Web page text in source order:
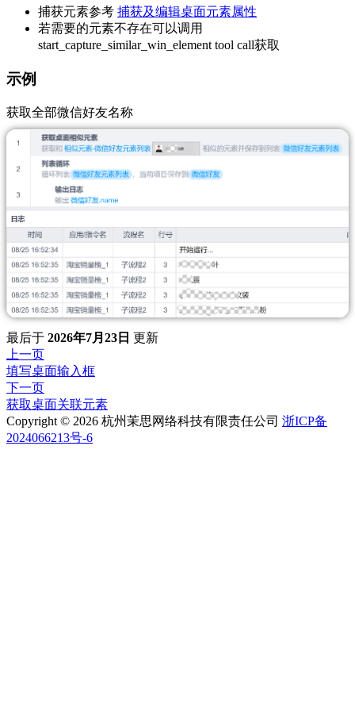
捕获元素参考 捕获及编辑桌面元素属性
若需要的元素不存在可以调用
start_capture_similar_win_element tool call获取
示例
获取全部微信好友名称
最后于 2026年7月23日 更新
上一页
填写桌面输入框
下一页
获取桌面关联元素
Copyright © 2026 杭州茉思网络科技有限责任公司 浙ICP备
2024066213号-6